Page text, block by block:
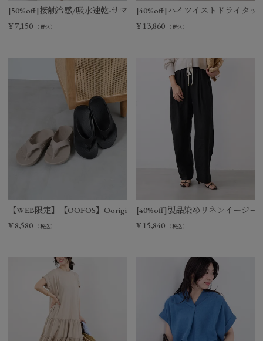
[50%off]接触冷感/吸水速乾-サマーポロニット
¥ 7,150 （税込）
[40%off]ハイツイストドライタッ
¥ 13,860 （税込）
【WEB限定】【OOFOS】Ooriginal リカバリーサンダル
¥ 8,580 （税込）
[40%off]製品染めリネンイージー
¥ 15,840 （税込）